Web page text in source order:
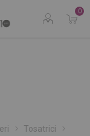
0
Tosatrici